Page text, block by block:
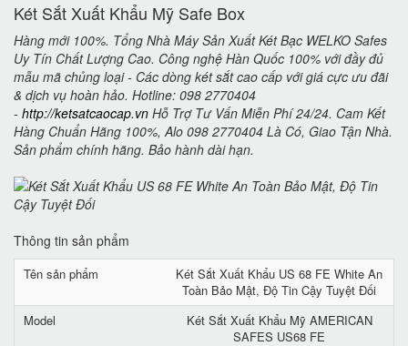
Két Sắt Xuất Khẩu Mỹ Safe Box
Hàng mới 100%. Tổng Nhà Máy Sản Xuất Két Bạc WELKO Safes
Uy Tín Chất Lượng Cao. Công nghệ Hàn Quốc 100% với đầy đủ
mẫu mã chủng loại - Các dòng két sắt cao cấp với giá cực ưu đãi
& dịch vụ hoàn hảo. Hotline: 098 2770404
- http://ketsatcaocap.vn Hỗ Trợ Tư Vấn Miễn Phí 24/24. Cam Kết
Hàng Chuẩn Hãng 100%, Alo 098 2770404 Là Có, Giao Tận Nhà.
Sản phẩm chính hãng. Bảo hành dài hạn.
Thông tin sản phẩm
Tên sản phẩm
Két Sắt Xuất Khẩu US 68 FE White An
Toàn Bảo Mật, Độ Tin Cậy Tuyệt Đối
Model
Két Sắt Xuất Khẩu Mỹ AMERICAN
SAFES US68 FE